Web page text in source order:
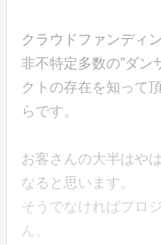
クラウドファンディ
非不特定多数の”ダン
クトの存在を知って
らです。
お客さんの大半はや
なると思います。
そうでなければプロ
ん。